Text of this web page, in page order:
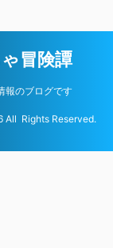
冒険譚
報のブログです
All Rights Reserved.